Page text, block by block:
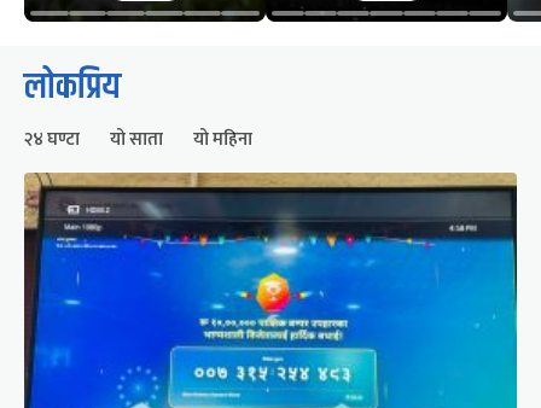
लोकप्रिय
२४ घण्टा यो साता यो महिना